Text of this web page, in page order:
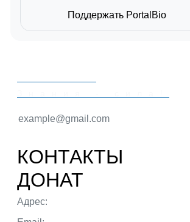
Поддержать PortalBio
КОНТАКТЫ
ДОНАТ
Адрес: